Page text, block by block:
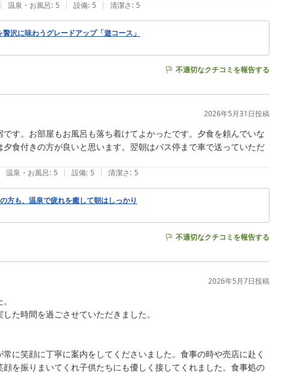
| 温泉・お風呂: 5 | 設備: 5 | 清潔さ: 5
沢に味わうグレードアップ「遊コース」
不適切なクチコミを報告する
2026年5月31日投稿
す。お部屋もお風呂も落ち着けてよかったです。夕食を頼んでいな
食付きの方が良いと思います。翌朝はバス停まで車で送っていただ
温泉・お風呂: 5 | 設備: 5 | 清潔さ: 5
方も、温泉で疲れを癒して朝はしっかり
不適切なクチコミを報告する
2026年5月7日投稿
た時間を過ごさせていただきました。
に笑顔に丁寧に案内をしてくださいました。食事の時や売店に赴く
を振りまいてくれ子供たちにも優しく接してくれました。食事処の